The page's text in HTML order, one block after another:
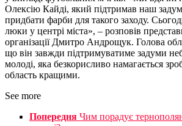
Олексію Кайді, який підтримав наш
придбати фарби для такого заходу.
люки у центрі міста», – розповів
організації Дмитро Андрощук. Голова
що він завжди підтримуватиме задуми
молоді, яка безкорисливо намагається
область кращими.
See more
Попередня Чим порадує